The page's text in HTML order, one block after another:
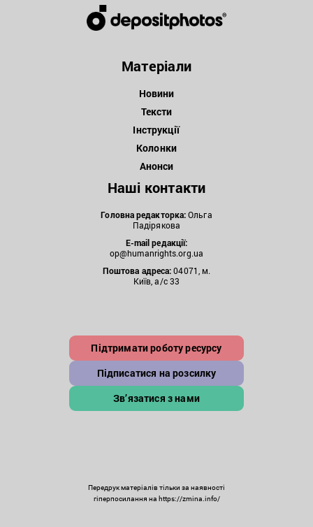
Матеріали
Новини
Тексти
Інструкції
Колонки
Анонси
Наші контакти
Головна редакторка:Ольга
Падірякова
E-mail редакції:
op@humanrights.org.ua
Поштова адреса:04071, м.
Київ, а/с 33
Підтримати роботу ресурсу
Підписатися на розсилку
Зв’язатися з нами
Передрук матеріалів тільки за наявності
гіперпосилання на https://zmina.info/